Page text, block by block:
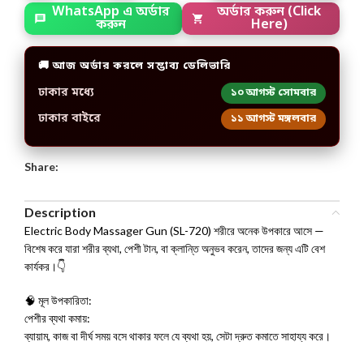
WhatsApp এ অর্ডার
করুন
অর্ডার করুন (Click
Here)
🚚 আজ অর্ডার করলে সম্ভাব্য ডেলিভারি
ঢাকার মধ্যে ১০ আগস্ট সোমবার
ঢাকার বাইরে ১১ আগস্ট মঙ্গলবার
Share:
Description
Electric Body Massager Gun (SL-720) শরীরে অনেক উপকারে আসে —
বিশেষ করে যারা শরীর ব্যথা, পেশী টান, বা ক্লান্তি অনুভব করেন, তাদের জন্য এটি বেশ
কার্যকর।👇
🧠 মূল উপকারিতা:
পেশীর ব্যথা কমায়:
ব্যায়াম, কাজ বা দীর্ঘ সময় বসে থাকার ফলে যে ব্যথা হয়, সেটা দ্রুত কমাতে সাহায্য করে।